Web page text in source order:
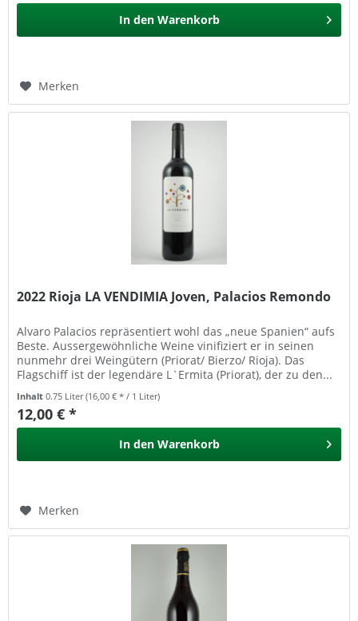
In den Warenkorb
Merken
2022 Rioja LA VENDIMIA Joven, Palacios Remondo
Alvaro Palacios repräsentiert wohl das „neue Spanien“ aufs
Beste. Aussergewöhnliche Weine vinifiziert er in seinen
nunmehr drei Weingütern (Priorat/ Bierzo/ Rioja). Das
Flagschiff ist der legendäre L`Ermita (Priorat), der zu den...
Inhalt0.75 Liter(16,00 € * / 1 Liter)
12,00 € *
In den Warenkorb
Merken